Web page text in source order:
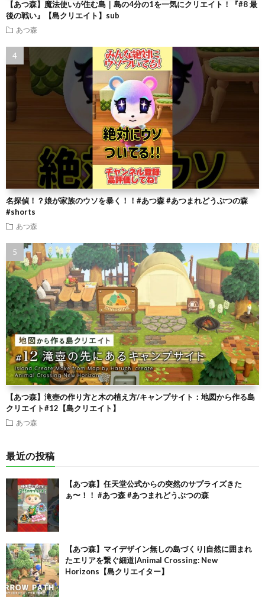
【あつ森】魔法使いが住む島｜島の4分の1を一気にクリエイト！『#8 最
後の戦い』【島クリエイト】sub
あつ森
名探偵！？娘が家族のウソを暴く！！#あつ森 #あつまれどうぶつの森
#shorts
あつ森
【あつ森】滝壺の作り方と木の植え方/キャンプサイト：地図から作る島
クリエイト#12【島クリエイト】
あつ森
最近の投稿
【あつ森】任天堂公式からの突然のサプライズきた
ぁ〜！！ #あつ森 #あつまれどうぶつの森
【あつ森】マイデザイン無しの島づくり|自然に囲まれ
たエリアを繋ぐ細道|Animal Crossing: New
Horizons【島クリエイター】